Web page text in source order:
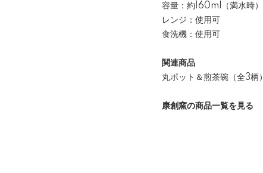
容量：約160ml（満水時）
レンジ：使用可
食洗機：使用可
関連商品
丸ポット＆煎茶碗（全3柄）
康創窯の商品一覧を見る